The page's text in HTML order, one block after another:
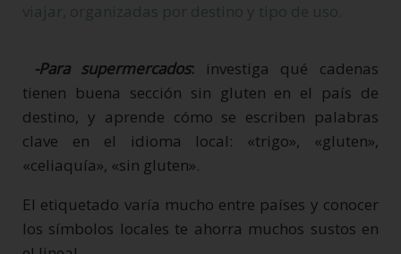
viajar, organizadas por destino y tipo de uso.
-Para supermercados: investiga qué cadenas
tienen buena sección sin gluten en el país de
destino, y aprende cómo se escriben palabras
clave en el idioma local: «trigo», «gluten»,
«celiaquía», «sin gluten».
El etiquetado varía mucho entre países y conocer
los símbolos locales te ahorra muchos sustos en